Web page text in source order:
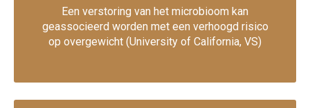
Een verstoring van het microbioom kan
geassocieerd worden met een verhoogd risico
op overgewicht (University of California, VS)